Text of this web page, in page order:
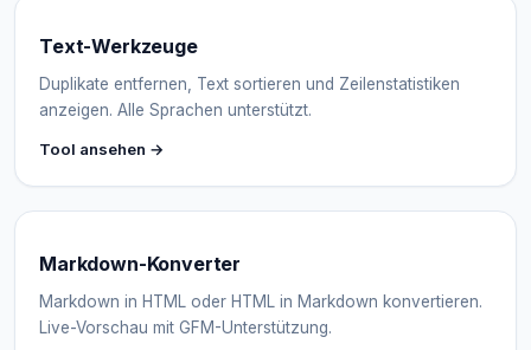
Text-Werkzeuge
Duplikate entfernen, Text sortieren und Zeilenstatistiken
anzeigen. Alle Sprachen unterstützt.
Tool ansehen →
Markdown-Konverter
Markdown in HTML oder HTML in Markdown konvertieren.
Live-Vorschau mit GFM-Unterstützung.